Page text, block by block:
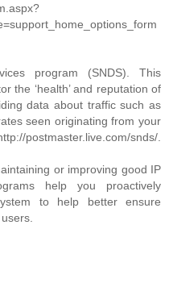
program (SNDS). This
the ‘health’ and reputation of
data about traffic such as
seen originating from your
postmaster.live.com/snds/.
or improving good IP
help you proactively
to help better ensure